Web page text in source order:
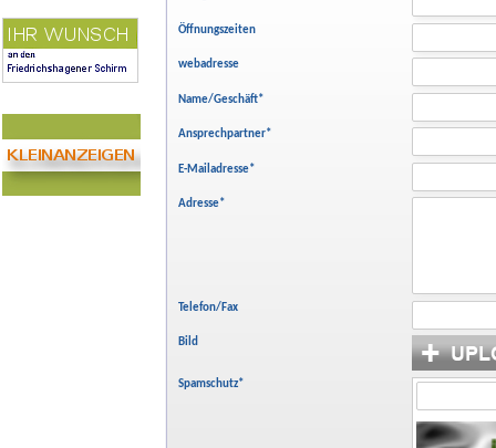
Öffnungszeiten
webadresse
Name/Geschäft*
Ansprechpartner*
E-Mailadresse*
Adresse*
Telefon/Fax
Bild
Spamschutz*